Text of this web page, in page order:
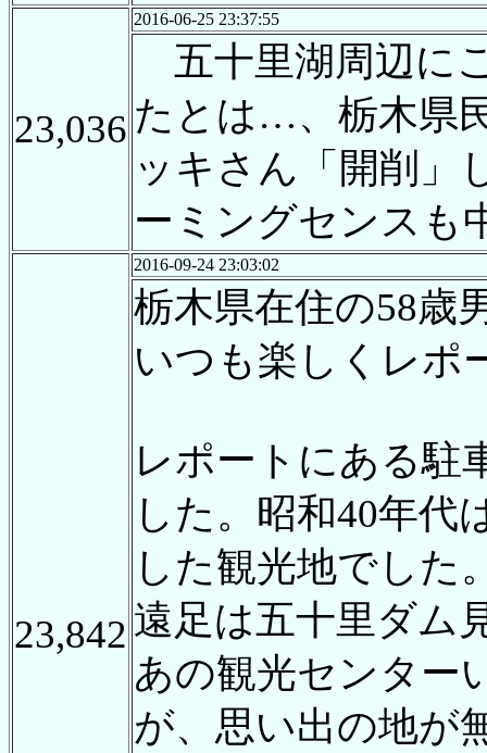
23,036
2016-06-25 23:37:55
五十里湖周辺に
たとは…、栃木県
ッキさん「開削」
ーミングセンスも
23,842
2016-09-24 23:03:02
栃木県在住の58歳
いつも楽しくレポ
レポートにある駐
した。昭和40年代
した観光地でした
遠足は五十里ダム
あの観光センター
が、思い出の地が